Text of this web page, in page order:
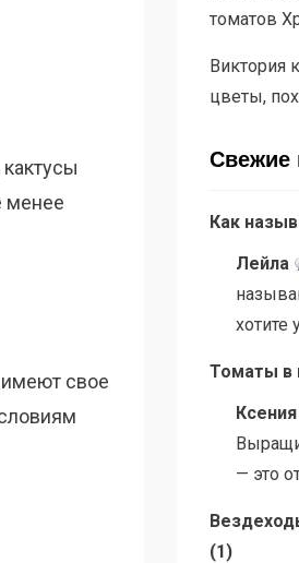
менее
свое
томатов
Викторияк
цветы,
Свежие
Как
Лейла
хотите
Томаты в
— это
(1)